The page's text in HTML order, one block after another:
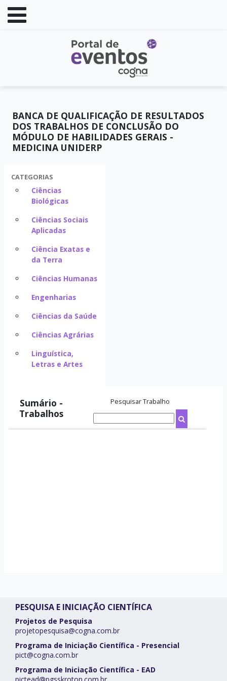
BANCA DE QUALIFICAÇÃO DE RESULTADOS
DOS TRABALHOS DE CONCLUSÃO DO
MÓDULO DE HABILIDADES GERAIS -
MEDICINA UNIDERP
CATEGORIAS
Ciências
Biológicas
Ciências Sociais
Aplicadas
Ciência Exatas e
da Terra
Ciências Humanas
Engenharias
Ciências da Saúde
Ciências Agrárias
Linguística,
Letras e Artes
Sumário -
Trabalhos
Pesquisar Trabalho
PESQUISA E INICIAÇÃO CIENTÍFICA
Projetos de Pesquisa
projetopesquisa@cogna.com.br
Programa de Iniciação Científica - Presencial
pict@cogna.com.br
Programa de Iniciação Científica - EAD